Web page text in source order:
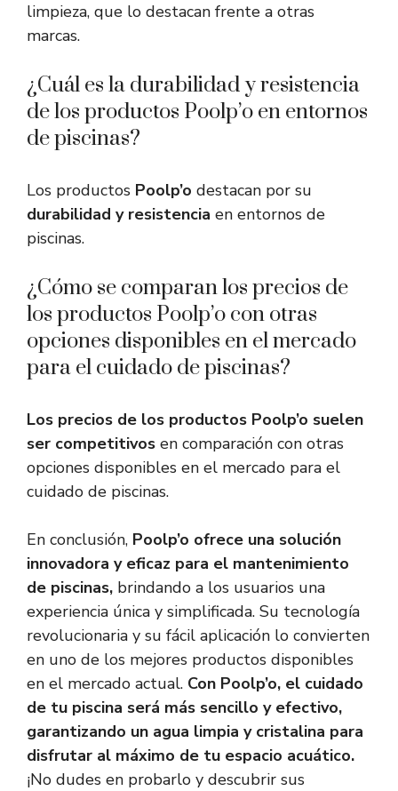
limpieza, que lo destacan frente a otras
marcas.
¿Cuál es la durabilidad y resistencia
de los productos Poolp’o en entornos
de piscinas?
Los productos Poolp’o destacan por su
durabilidad y resistencia en entornos de
piscinas.
¿Cómo se comparan los precios de
los productos Poolp’o con otras
opciones disponibles en el mercado
para el cuidado de piscinas?
Los precios de los productos Poolp’o suelen
ser competitivos en comparación con otras
opciones disponibles en el mercado para el
cuidado de piscinas.
En conclusión, Poolp’o ofrece una solución
innovadora y eficaz para el mantenimiento
de piscinas, brindando a los usuarios una
experiencia única y simplificada. Su tecnología
revolucionaria y su fácil aplicación lo convierten
en uno de los mejores productos disponibles
en el mercado actual. Con Poolp’o, el cuidado
de tu piscina será más sencillo y efectivo,
garantizando un agua limpia y cristalina para
disfrutar al máximo de tu espacio acuático.
¡No dudes en probarlo y descubrir sus